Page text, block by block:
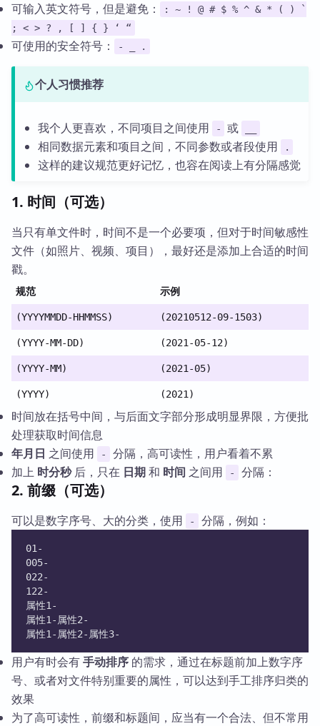
可输入英文符号，但是避免：
: ~ ! @ # $ % ^ & * ( ) `
; < > ? , [ ] { } ‘ “
可使用的安全符号： - _ .
个人习惯推荐
我个人更喜欢，不同项目之间使用 - 或
相同数据元素和项目之间，不同参数或者段使用 .
这样的建议规范更好记忆，也容在阅读上有分隔感觉
1. 时间（可选）
当只有单文件时，时间不是一个必要项，但对于时间敏感性
文件（如照片、视频、项目），最好还是添加上合适的时间
戳。
规范 示例
(YYYYMMDD-HHMMSS) (20210512-09-1503)
(YYYY-MM-DD) (2021-05-12)
(YYYY-MM) (2021-05)
(YYYY) (2021)
时间放在括号中间，与后面文字部分形成明显界限，方便批
处理获取时间信息
年月日 之间使用 -
分隔，高可读性，用户看着不累
加上 时分秒后，只在 日期和 时间 之间用 - 分隔：
2. 前缀（可选）
可以是数字序号、大的分类，使用 - 分隔，例如：
01-
005-
022-
122-
属性1-
属性1-属性2-
属性1-属性2-属性3-
用户有时会有手动排序 的需求，通过在标题前加上数字序
号、或者对文件特别重要的属性，可以达到手工排序归类的
效果
为了高可读性，前缀和标题间，应当有一个合法、但不常用